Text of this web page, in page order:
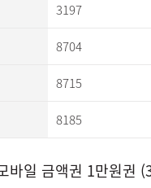
3197
8704
8715
8185
바일 금액권 1만원권